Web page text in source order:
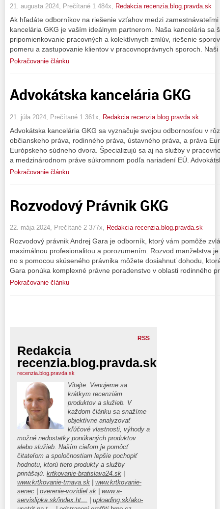
21. augusta 2024, Prečítané 1 484x, Redakcia recenzia.blog.pravda.sk
Ak hľadáte odborníkov na riešenie vzťahov medzi
kancelária GKG je vaším ideálnym partnerom. Naša kancelária sa
pripomienkovanie pracovných a kolektívnych zmlúv, riešenie
pomeru a zastupovanie klientov v pracovnoprávnych sporoch.
Pokračovanie článku
Advokátska kancelária GKG
21. júla 2024, Prečítané 1 361x, Redakcia recenzia.blog.pravda.sk
Advokátska kancelária GKG sa vyznačuje svojou odbornosťou v
občianskeho práva, rodinného práva, ústavného práva, a práva
Európskeho súdneho dvora. Špecializujú sa aj na služby v
a medzinárodnom práve súkromnom podľa nariadení EÚ.
Pokračovanie článku
Rozvodový Právnik GKG
22. mája 2024, Prečítané 2 377x, Redakcia recenzia.blog.pravda.sk
Rozvodový právnik Andrej Gara je odborník, ktorý vám pomôže
maximálnou profesionalitou a porozumením. Rozvod manželstva
no s pomocou skúseného právnika môžete dosiahnuť dohodu,
Gara ponúka komplexné právne poradenstvo v oblasti rodinného
Pokračovanie článku
RSS
Redakcia
recenzia.blog.pravda.sk
recenzia.blog.pravda.sk
Vitajte. Venujeme sa
krátkym recenziám
produktov a služieb. V
každom článku sa snažíme
objektívne analyzovať
kľúčové vlastnosti, výhody a
možné nedostatky ponúkaných produktov
alebo služieb. Naším cieľom je pomôcť
čitateľom a spoločnostiam lepšie pochopiť
hodnotu, ktorú tieto produkty a služby
prinášajú. krtkovanie-bratislava24.sk
www.krtkovanie-trnava.sk
www.krtkovanie-
senec
overenie-vozidiel.sk
www.a-
servislipka.sk/index.ht…
uploading.sk/ako-